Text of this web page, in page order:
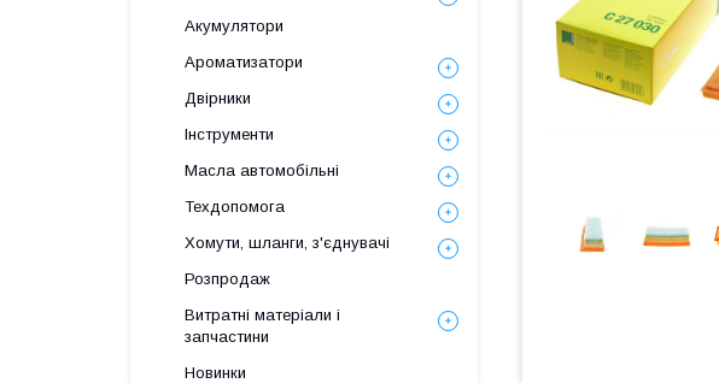
Акумулятори
Ароматизатори
Двірники
Інструменти
Масла автомобільні
Техдопомога
Хомути, шланги, з'єднувачі
Розпродаж
Витратні матеріали і
запчастини
Новинки